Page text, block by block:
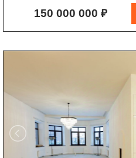
150 000 000 ₽